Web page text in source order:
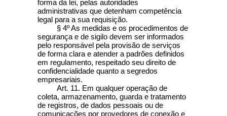
forma da lei, pelas autoridades
administrativas que detenham competência
legal para a sua requisição.
§ 4º As medidas e os procedimentos de
segurança e de sigilo devem ser informados
pelo responsável pela provisão de serviços
de forma clara e atender a padrões definidos
em regulamento, respeitado seu direito de
confidencialidade quanto a segredos
empresariais.
Art. 11. Em qualquer operação de
coleta, armazenamento, guarda e tratamento
de registros, de dados pessoais ou de
comunicações por provedores de conexão e